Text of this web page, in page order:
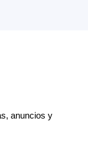
anuncios y